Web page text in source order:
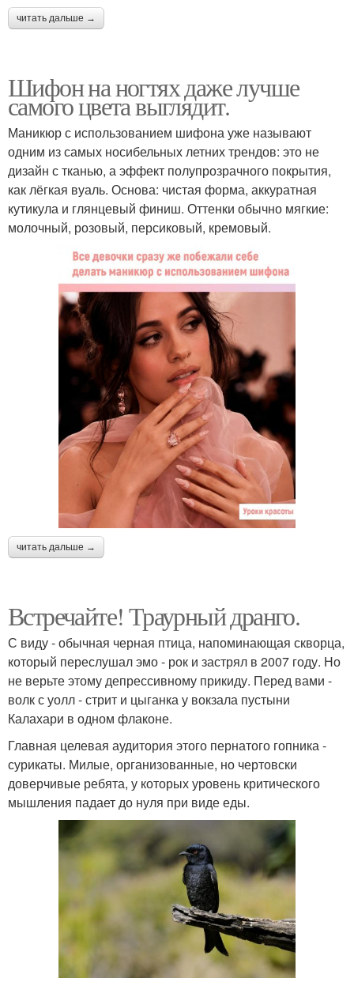
читать дальше →
Шифон на ногтях даже лучше
самого цвета выглядит.
Маникюр с использованием шифона уже называют
одним из самых носибельных летних трендов: это не
дизайн с тканью, а эффект полупрозрачного покрытия,
как лёгкая вуаль. Основа: чистая форма, аккуратная
кутикула и глянцевый финиш. Оттенки обычно мягкие:
молочный, розовый, персиковый, кремовый.
читать дальше →
Встречайте! Траурный дранго.
С виду - обычная черная птица, напоминающая скворца,
который переслушал эмо - рок и застрял в 2007 году. Но
не верьте этому депрессивному прикиду. Перед вами -
волк с уолл - стрит и цыганка у вокзала пустыни
Калахари в одном флаконе.
Главная целевая аудитория этого пернатого гопника -
сурикаты. Милые, организованные, но чертовски
доверчивые ребята, у которых уровень критического
мышления падает до нуля при виде еды.